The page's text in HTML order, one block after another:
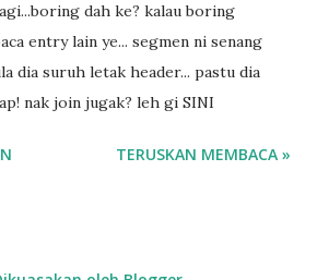
dah ke? kalau boring
entry lain ye... segmen ni senang
dia suruh letak header... pastu dia
nak join jugak? leh gi SINI
TERUSKAN MEMBACA »